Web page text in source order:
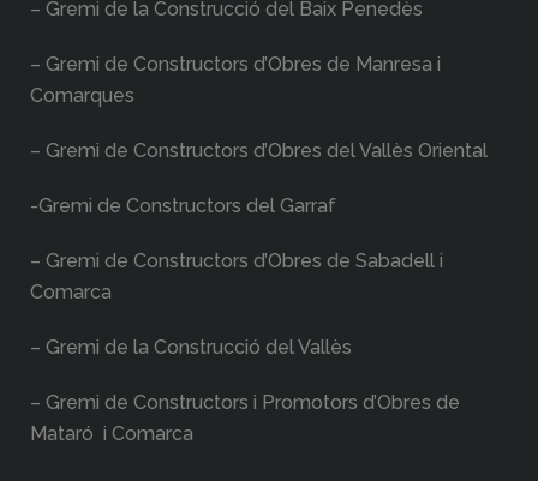
– Gremi de la Construcció del Baix Penedès
– Gremi de Constructors d’Obres de Manresa i
Comarques
– Gremi de Constructors d’Obres del Vallès Oriental
-Gremi de Constructors del Garraf
– Gremi de Constructors d’Obres de Sabadell i
Comarca
– Gremi de la Construcció del Vallès
– Gremi de Constructors i Promotors d’Obres de
Mataró i Comarca